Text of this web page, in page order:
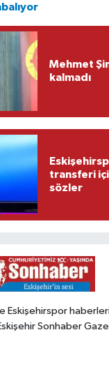
Mehmet
kalmadı
transferi
sözler
Eskişehirspor
Sonhaber